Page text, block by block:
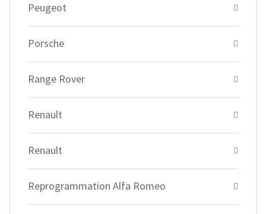
Peugeot
Porsche
Range Rover
Renault
Renault
Reprogrammation Alfa Romeo